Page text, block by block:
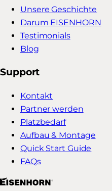
Unsere Geschichte
Darum EISENHORN
Testimonials
Blog
Support
Kontakt
Partner werden
Platzbedarf
Aufbau & Montage
Quick Start Guide
FAQs